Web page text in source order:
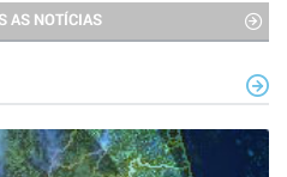
AS NOTÍCIAS